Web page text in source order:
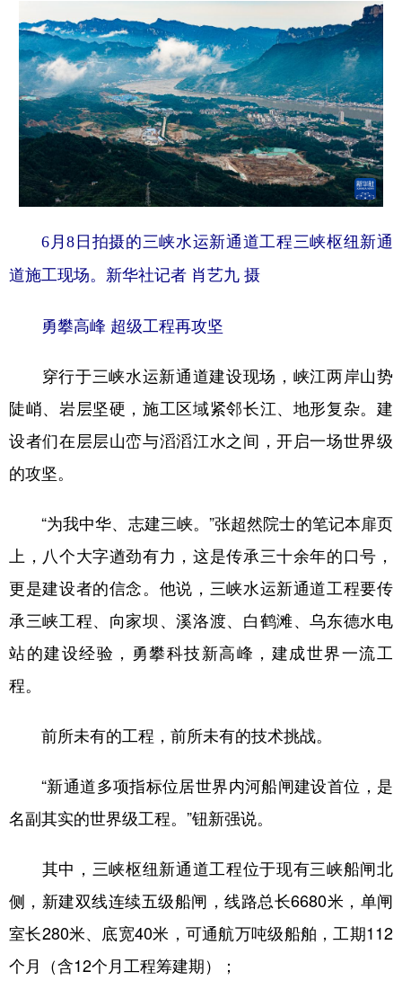
6月8日拍摄的三峡水运新通道工程三峡枢纽新通
道施工现场。新华社记者 肖艺九 摄
勇攀高峰 超级工程再攻坚
穿行于三峡水运新通道建设现场，峡江两岸山势
陡峭、岩层坚硬，施工区域紧邻长江、地形复杂。建
设者们在层层山峦与滔滔江水之间，开启一场世界级
的攻坚。
“为我中华、志建三峡。”张超然院士的笔记本扉页
上，八个大字遒劲有力，这是传承三十余年的口号，
更是建设者的信念。他说，三峡水运新通道工程要传
承三峡工程、向家坝、溪洛渡、白鹤滩、乌东德水电
站的建设经验，勇攀科技新高峰，建成世界一流工
程。
前所未有的工程，前所未有的技术挑战。
“新通道多项指标位居世界内河船闸建设首位，是
名副其实的世界级工程。”钮新强说。
其中，三峡枢纽新通道工程位于现有三峡船闸北
侧，新建双线连续五级船闸，线路总长6680米，单闸
室长280米、底宽40米，可通航万吨级船舶，工期112
个月（含12个月工程筹建期）；